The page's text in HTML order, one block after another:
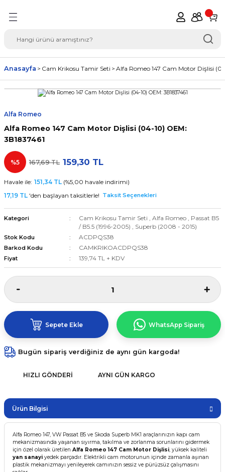
Seçimi Oto Yedek
Anasayfa Cam Krikosu Tamir Seti Alfa Romeo 147 Cam Motor Dişlisi
Alfa Romeo
Alfa Romeo 147 Cam Motor Dişlisi (04-10) OEM:
3B1837461
%5 167,69 TL 159,30 TL
Havale ile: 151,34 TL (%5,00 havale indirimi)
17,19 TL 'den başlayan taksitlerle! Taksit Seçenekleri
Kategori Cam Krikosu Tamir Seti , Alfa Romeo , Passat B5
/ B5.5 (1996-2005) , Superb (2008 - 2015)
Stok Kodu ACDPQS38
Barkod Kodu CAMKRIKOACDPQS38
Fiyat 139,74 TL + KDV
Sepete Ekle WhatsApp Sipariş
Bugün sipariş verdiğiniz de aynı gün kargoda!
HIZLI GÖNDERI AYNI GÜN KARGO
Ürün Bilgisi
Alfa Romeo 147, VW Passat B5 ve Skoda Superb MK1 araçlarınızın kapı cam
mekanizmasında yaşanan sıyırma, takılma ve zorlanma sorunlarını gidermek
için özel olarak üretilen Alfa Romeo 147 Cam Motor Dişlisi, yüksek kaliteli
yan sanayi yedek parçadır. Elektrikli cam motorunun içinde zamanla aşınan
plastik mekanizmayı yenileyerek camınızın sessiz ve pürüzsüz çalışmasını